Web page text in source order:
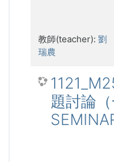
教師(teacher): 劉
瑞農
題討論（